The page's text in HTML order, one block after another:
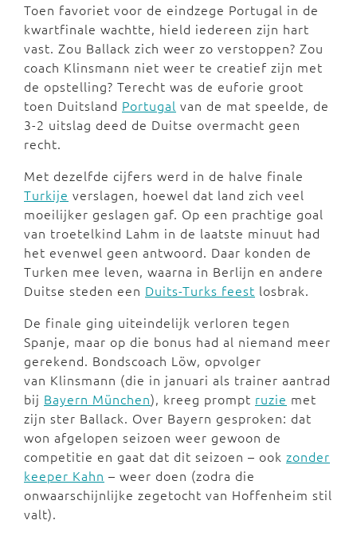
Toen favoriet voor de eindzege Portugal in de
kwartfinale wachtte, hield iedereen zijn hart
vast. Zou Ballack zich weer zo verstoppen? Zou
coach Klinsmann niet weer te creatief zijn met
de opstelling? Terecht was de euforie groot
toen Duitsland Portugal van de mat speelde, de
3-2 uitslag deed de Duitse overmacht geen
recht.
Met dezelfde cijfers werd in de halve finale
Turkije verslagen, hoewel dat land zich veel
moeilijker geslagen gaf. Op een prachtige goal
van troetelkind Lahm in de laatste minuut had
het evenwel geen antwoord. Daar konden de
Turken mee leven, waarna in Berlijn en andere
Duitse steden een Duits-Turks feest losbrak.
De finale ging uiteindelijk verloren tegen
Spanje, maar op die bonus had al niemand meer
gerekend. Bondscoach Löw, opvolger
van Klinsmann (die in januari als trainer aantrad
bij Bayern München), kreeg prompt ruzie met
zijn ster Ballack. Over Bayern gesproken: dat
won afgelopen seizoen weer gewoon de
competitie en gaat dat dit seizoen – ook zonder
keeper Kahn – weer doen (zodra die
onwaarschijnlijke zegetocht van Hoffenheim stil
valt).